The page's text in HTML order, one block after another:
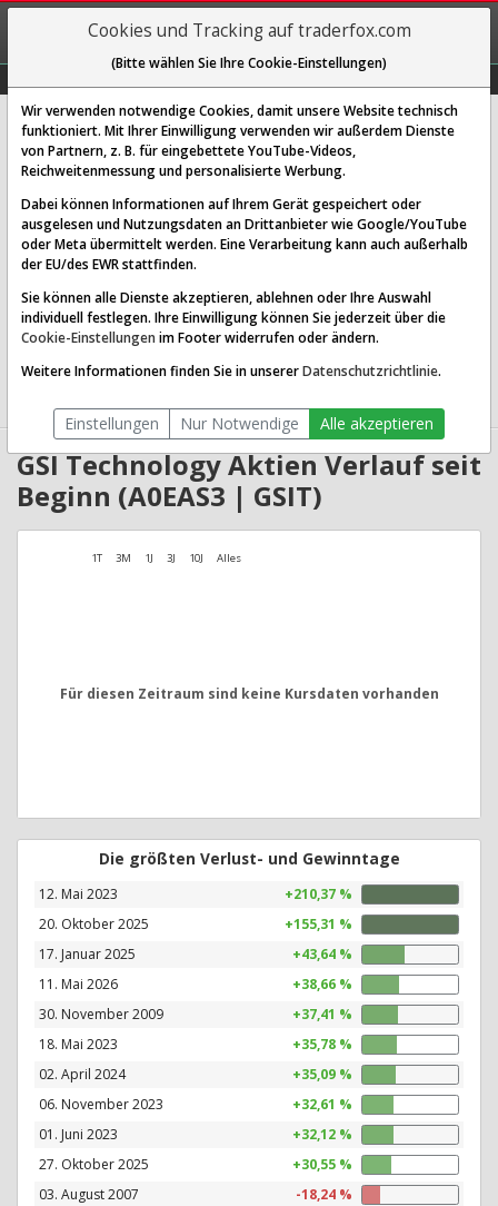
REGIS-
TRIEREN
GSI Technology
[GSIT | WKN A0EAS3 | ISIN US36241U1060]
6,720 $ 1,36 %
Echtzeit-Aktienkurs 07.08.2026 20:37 Uhr
BID:
Website:
Sektor:
Technology / Semiconductors
0.25 Mrd. USD
Anzahl
38,372,072
GSI Technology Aktien Verlauf seit
Beginn (A0EAS3 | GSIT)
1T 3M 1J 3J 10J Alles
Für diesen Zeitraum sind keine Kursdaten vorhanden
Die größten Verlust- und Gewinntage
12. Mai 2023
+210,37 %
20. Oktober 2025
+155,31 %
17. Januar 2025
+43,64 %
11. Mai 2026
+38,66 %
30. November 2009
+37,41 %
18. Mai 2023
+35,78 %
02. April 2024
+35,09 %
06. November 2023
+32,61 %
01. Juni 2023
+32,12 %
27. Oktober 2025
+30,55 %
03. August 2007
-18,24 %
Cookies und Tracking auf traderfox.com
(Bitte wählen Sie Ihre Cookie-Einstellungen)
Wir verwenden notwendige Cookies, damit unsere Website technisch
funktioniert. Mit Ihrer Einwilligung verwenden wir außerdem Dienste
von Partnern, z. B. für eingebettete YouTube-Videos,
Reichweitenmessung und personalisierte Werbung.
Dabei können Informationen auf Ihrem Gerät gespeichert oder
ausgelesen und Nutzungsdaten an Drittanbieter wie Google/YouTube
oder Meta übermittelt werden. Eine Verarbeitung kann auch außerhalb
der EU/des EWR stattfinden.
Sie können alle Dienste akzeptieren, ablehnen oder Ihre Auswahl
individuell festlegen. Ihre Einwilligung können Sie jederzeit über die
Cookie-Einstellungen im Footer widerrufen oder ändern.
Weitere Informationen finden Sie in unsererDatenschutzrichtlinie.
Einstellungen Nur Notwendige Alle akzeptieren